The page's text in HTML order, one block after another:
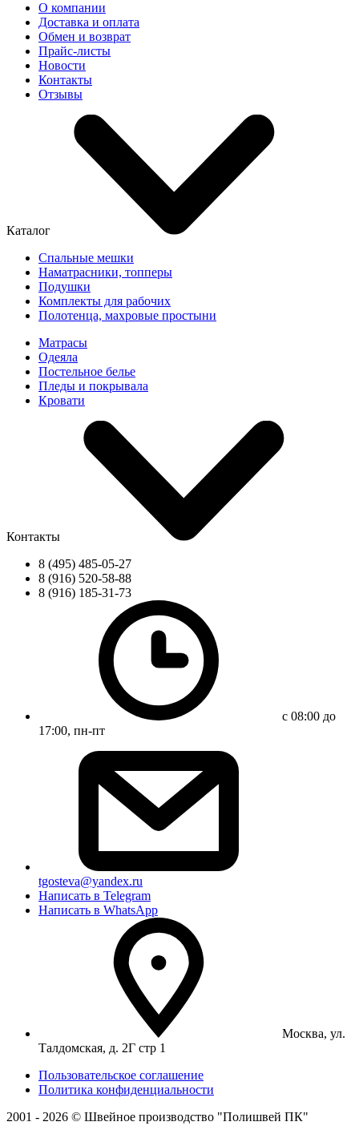
О компании
Доставка и оплата
Обмен и возврат
Прайс-листы
Новости
Контакты
Отзывы
Каталог
Спальные мешки
Наматрасники, топперы
Подушки
Комплекты для рабочих
Полотенца, махровые простыни
Матрасы
Одеяла
Постельное белье
Пледы и покрывала
Кровати
Контакты
8 (495) 485-05-27
8 (916) 520-58-88
8 (916) 185-31-73
с 08:00 до
17:00, пн-пт
tgosteva@yandex.ru
Написать в Telegram
Написать в WhatsApp
Москва, ул.
Талдомская, д. 2Г стр 1
Пользовательское соглашение
Политика конфиденциальности
2001 - 2026 © Швейное производство "Полишвей ПК"